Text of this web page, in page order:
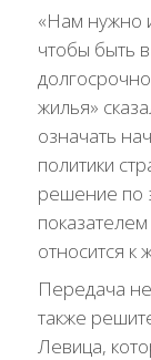
«Нам нужно
чтобы быть
жилья»
означать
политики
решение по
относится к
Передача
также
Левица,